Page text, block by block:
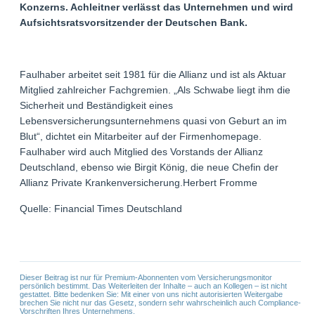
Konzerns. Achleitner verlässt das Unternehmen und wird
Aufsichtsratsvorsitzender der Deutschen Bank.
Faulhaber arbeitet seit 1981 für die Allianz und ist als Aktuar
Mitglied zahlreicher Fachgremien. „Als Schwabe liegt ihm die
Sicherheit und Beständigkeit eines
Lebensversicherungsunternehmens quasi von Geburt an im
Blut“, dichtet ein Mitarbeiter auf der Firmenhomepage.
Faulhaber wird auch Mitglied des Vorstands der Allianz
Deutschland, ebenso wie Birgit König, die neue Chefin der
Allianz Private Krankenversicherung.Herbert Fromme
Quelle: Financial Times Deutschland
Dieser Beitrag ist nur für Premium-Abonnenten vom Versicherungsmonitor
persönlich bestimmt. Das Weiterleiten der Inhalte – auch an Kollegen – ist nicht
gestattet. Bitte bedenken Sie: Mit einer von uns nicht autorisierten Weitergabe
brechen Sie nicht nur das Gesetz, sondern sehr wahrscheinlich auch Compliance-
Vorschriften Ihres Unternehmens.